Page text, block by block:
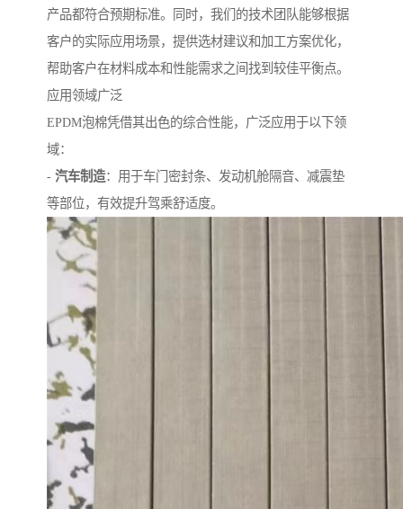
产品都符合预期标准。同时，我们的技术团队能够根据
客户的实际应用场景，提供选材建议和加工方案优化，
帮助客户在材料成本和性能需求之间找到较佳平衡点。
应用领域广泛
EPDM泡棉凭借其出色的综合性能，广泛应用于以下领
域：
- 汽车制造：用于车门密封条、发动机舱隔音、减震垫
等部位，有效提升驾乘舒适度。